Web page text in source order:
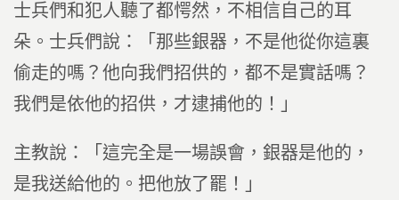
士兵們和犯人聽了都愕然，不相信自己的耳
朵。士兵們說：「那些銀器，不是他從你這裏
偷走的嗎？他向我們招供的，都不是實話嗎？
我們是依他的招供，才逮捕他的！」
主教說：「這完全是一場誤會，銀器是他的，
是我送給他的。把他放了罷！」